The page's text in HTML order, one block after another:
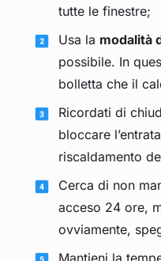
tutte le finestre;
Usa la modalità
possibile. In
bolletta che il
Ricordati di
bloccare
riscaldamento
Cerca di non
acceso 24 ore,
ovviamente,